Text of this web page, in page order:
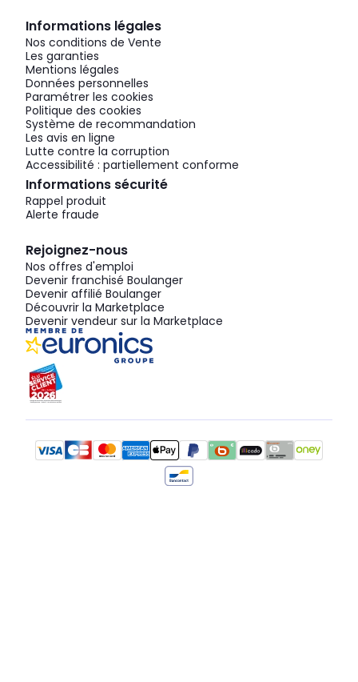
Informations légales
Nos conditions de Vente
Les garanties
Mentions légales
Données personnelles
Paramétrer les cookies
Politique des cookies
Système de recommandation
Les avis en ligne
Lutte contre la corruption
Accessibilité : partiellement conforme
Informations sécurité
Rappel produit
Alerte fraude
Rejoignez-nous
Nos offres d'emploi
Devenir franchisé Boulanger
Devenir affilié Boulanger
Découvrir la Marketplace
Devenir vendeur sur la Marketplace